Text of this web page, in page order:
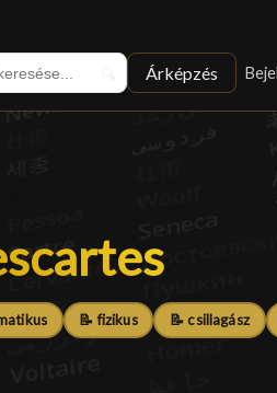
Árképzés
📝 fizikus 📝 csillagász